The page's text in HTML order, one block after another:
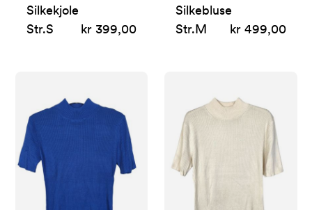
Silkekjole
Str.S kr 399,00
Silkebluse
Str.M kr 499,00